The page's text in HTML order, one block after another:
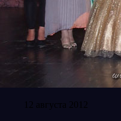
12 августа 2012